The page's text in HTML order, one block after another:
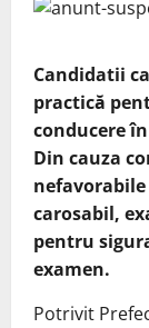
Candidatii
practică
conducere
Din cauza
carosabil,
pentru
examen.
Potrivit